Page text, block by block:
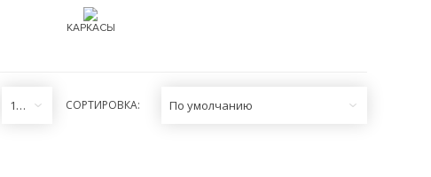
КАРКАСЫ
12 СОРТИРОВКА: По умолчанию